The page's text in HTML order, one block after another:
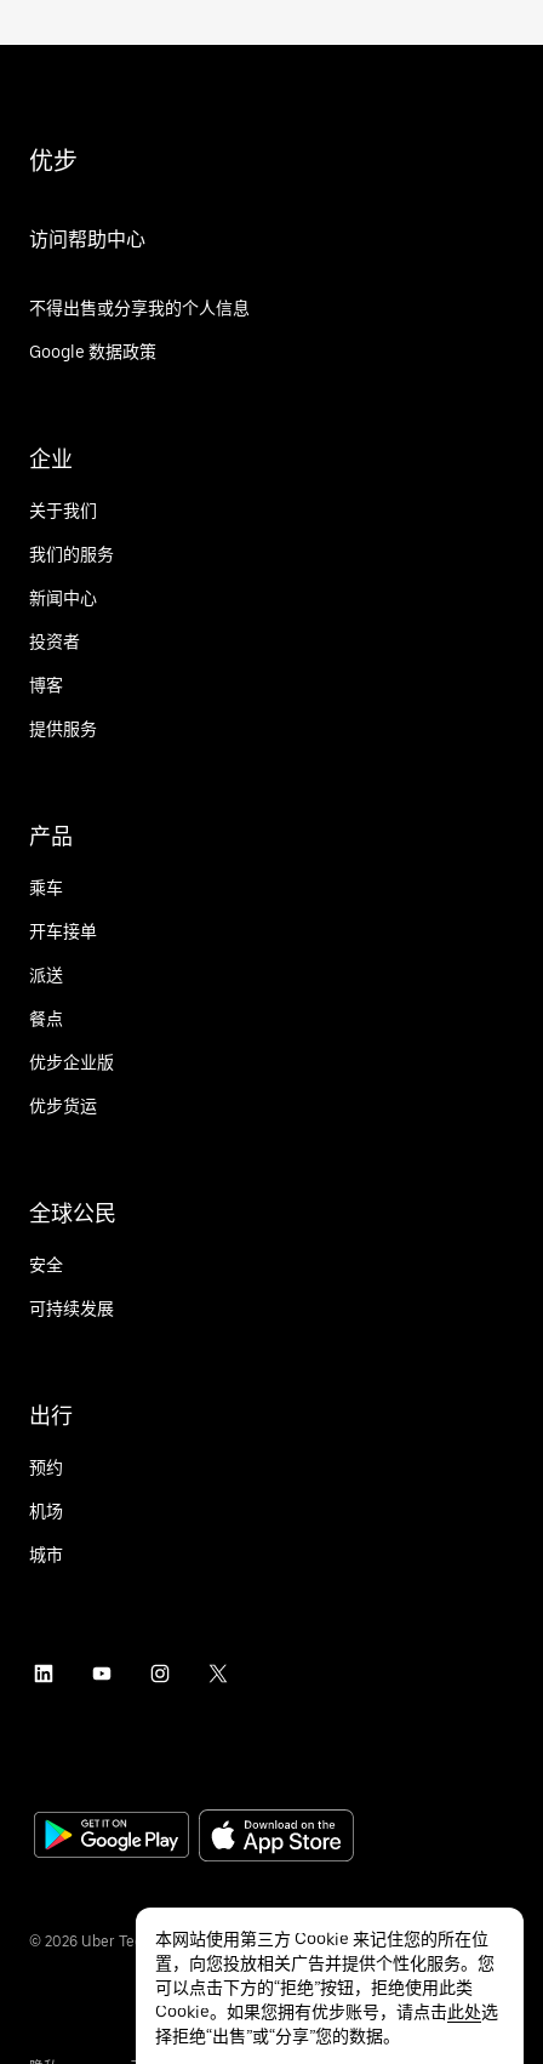
优步
访问帮助中心
不得出售或分享我的个人信息
Google 数据政策
企业
关于我们
我们的服务
新闻中心
投资者
博客
提供服务
产品
乘车
开车接单
派送
餐点
优步企业版
优步货运
全球公民
安全
可持续发展
出行
预约
机场
城市
© 2026 Uber Technologies Inc.
本网站使用第三方 Cookie 来记住您的所在位
置，向您投放相关广告并提供个性化服务。您
可以点击下方的“拒绝”按钮，拒绝使用此类
Cookie。如果您拥有优步账号，请点击此处选
择拒绝“出售”或“分享”您的数据。